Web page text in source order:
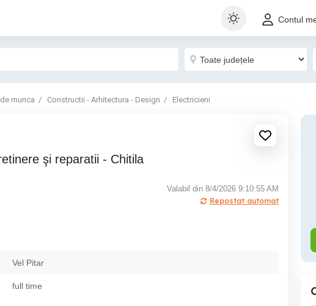
Contul
munca Constructii - Arhitectura - Design Electricieni
şi reparatii - Chitila
Valabil din 8/4/2026 9:10:55 AM
Repostat automat
Vel Pitar
full time